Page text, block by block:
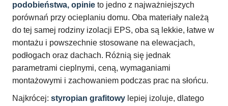
podobieństwa, opinie to jedno z najważniejszych
porównań przy ocieplaniu domu. Oba materiały należą
do tej samej rodziny izolacji EPS, oba są lekkie, łatwe w
montażu i powszechnie stosowane na elewacjach,
podłogach oraz dachach. Różnią się jednak
parametrami cieplnymi, ceną, wymaganiami
montażowymi i zachowaniem podczas prac na słońcu.
Najkrócej: styropian grafitowy lepiej izoluje, dlatego